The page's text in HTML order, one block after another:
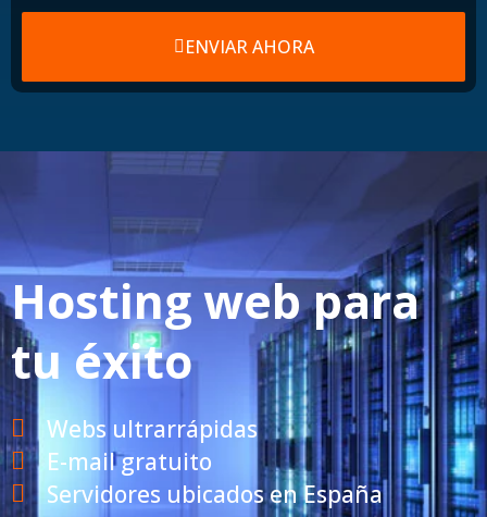
ENVIAR AHORA
Hosting web para
tu éxito
Webs ultrarrápidas
E-mail gratuito
Servidores ubicados en España